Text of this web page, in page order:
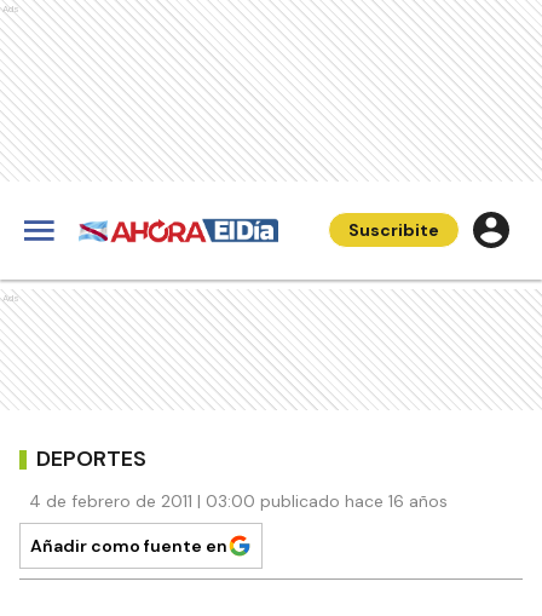
Ads
Suscribite
Ads
DEPORTES
4 de febrero de 2011 | 03:00 publicado hace 16 años
Añadir como fuente en